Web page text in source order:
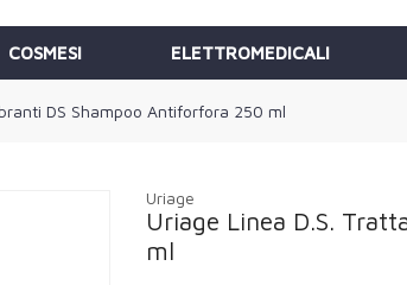
COSMESI ELETTROMEDICALI
DS Shampoo Antiforfora 250 ml
Uriage
Uriage Linea D.S.
ml